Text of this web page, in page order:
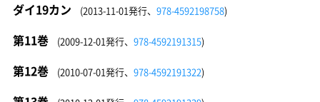
ダイ19カン (2013-11-01発行、 978-4592198758)
第11巻 (2009-12-01発行、 978-4592191315)
第12巻 (2010-07-01発行、 978-4592191322)